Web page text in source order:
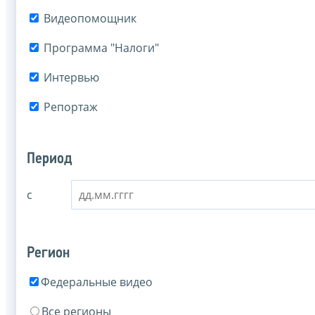
Видеопомощник
Программа "Налоги"
Интервью
Репортаж
Период
с
Регион
Федеральные видео
Все регионы